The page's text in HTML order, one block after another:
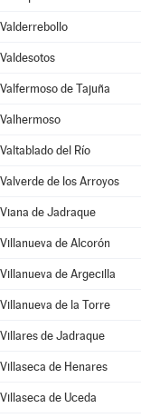
Valderrebollo
Valdesotos
Valfermoso de Tajuña
Valhermoso
Valtablado del Río
Valverde de los Arroyos
Viana de Jadraque
Villanueva de Alcorón
Villanueva de Argecilla
Villanueva de la Torre
Villares de Jadraque
Villaseca de Henares
Villaseca de Uceda